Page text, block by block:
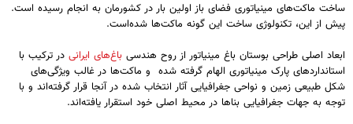
ساخت ماکت‌های مینیاتوری فضای باز اولین بار در کشورمان به انجام رسیده است.
پیش از این، تکنولوژی ساخت این گونه ماکت‌ها شده‌است.
ابعاد اصلی طراحی بوستان باغ مینیاتور از روح هندسی باغ‌های ایرانی در ترکیب با
استانداردهای پارک مینیاتوری الهام گرفته شده و ماکت‌ها در غالب ویژگی‌های
شکل طبیعی زمین و نواحی جغرافیایی آثار انتخاب شده در آنجا قرار گرفته‌اند و با
توجه به جهات جغرافیایی بناها در محیط اصلی خود استقرار یافته‌اند.